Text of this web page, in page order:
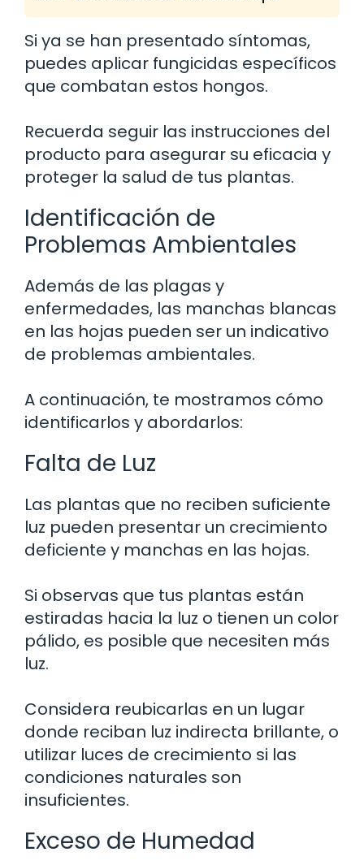
Si ya se han presentado síntomas,
puedes aplicar fungicidas específicos
que combatan estos hongos.
Recuerda seguir las instrucciones del
producto para asegurar su eficacia y
proteger la salud de tus plantas.
Identificación de
Problemas Ambientales
Además de las plagas y
enfermedades, las manchas blancas
en las hojas pueden ser un indicativo
de problemas ambientales.
A continuación, te mostramos cómo
identificarlos y abordarlos:
Falta de Luz
Las plantas que no reciben suficiente
luz pueden presentar un crecimiento
deficiente y manchas en las hojas.
Si observas que tus plantas están
estiradas hacia la luz o tienen un color
pálido, es posible que necesiten más
luz.
Considera reubicarlas en un lugar
donde reciban luz indirecta brillante, o
utilizar luces de crecimiento si las
condiciones naturales son
insuficientes.
Exceso de Humedad